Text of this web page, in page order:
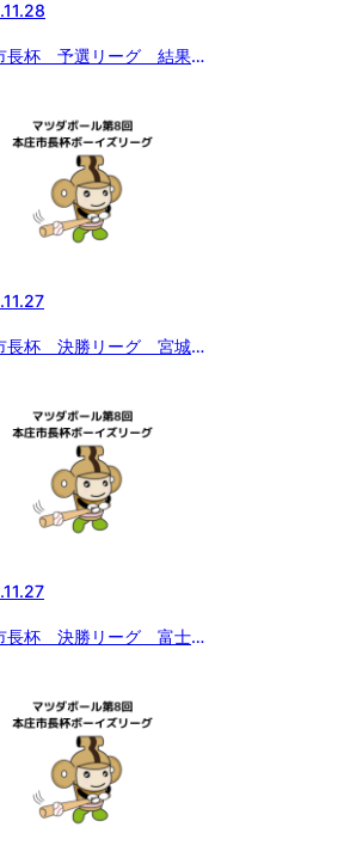
長杯 予選リーグ 結果修
長杯 決勝リーグ 宮城仙
長杯 決勝リーグ 富士北